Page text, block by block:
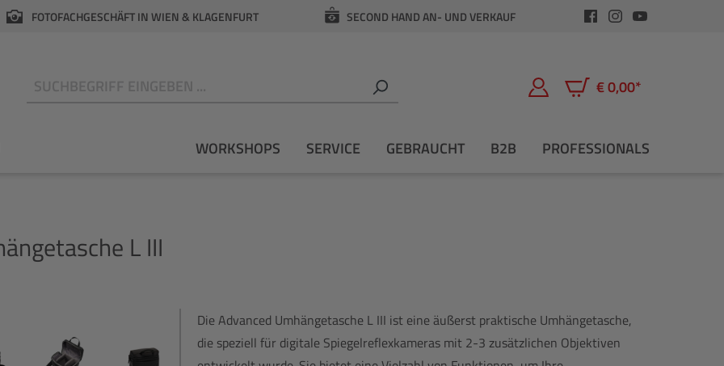
FOTOFACHGESCHÄFT IN WIEN & KLAGENFURT SECOND HAND AN- UND VERKAUF
€ 0,00*
Warenkorb enthält 0
WORKSHOPS SERVICE GEBRAUCHT B2B PROFESSIONALS
L III
Die Advanced Umhängetasche L III ist eine äußerst praktische Umhängetasche,
die speziell für digitale Spiegelreflexkameras mit 2-3 zusätzlichen Objektiven